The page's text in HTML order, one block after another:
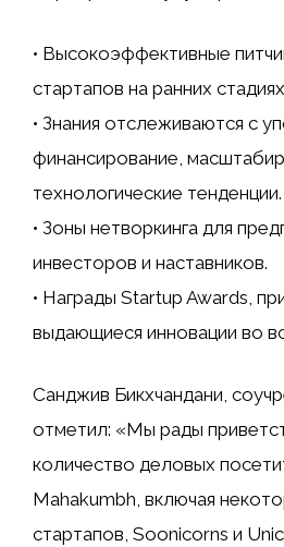
• Высокоэффективные
стартапов на ранних
• Знания отслеживаются с
финансирование,
технологические тенденции.
• Зоны нетворкинга для
инвесторов и наставников.
• Награды Startup Awards,
выдающиеся инновации во
Санджив Бикхчандани,
отметил: «Мы рады
количество деловых
Mahakumbh, включая
стартапов, Soonicorns и